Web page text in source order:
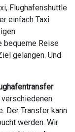
Flughafenshuttle
einfach Taxi
bequeme Reise
gelangen. Und
verschiedenen
Der Transfer kann
werden. Wir